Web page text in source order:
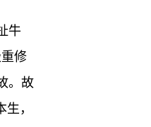
牛
修
。故
，